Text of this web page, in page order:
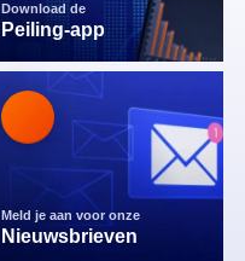
Download de
Peiling-app
Meld je aan voor onze
Nieuwsbrieven